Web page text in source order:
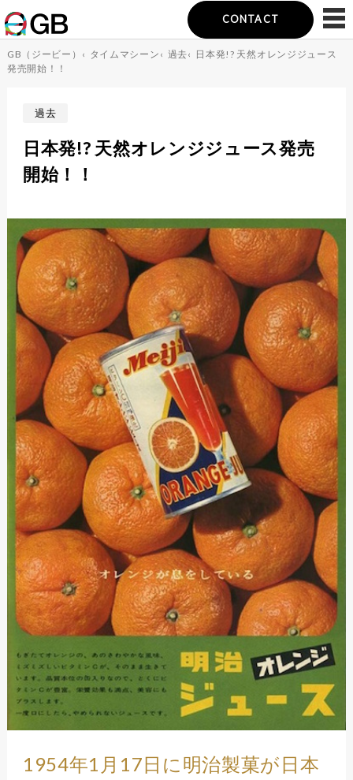
CONTACT
GB（ジービー） ‹ タイムマシーン ‹ 過去‹ 日本発!? 天然オレンジジュース
発売開始！！
過去
日本発!? 天然オレンジジュース発売
開始！！
1954年1月17日に明治製菓が日本